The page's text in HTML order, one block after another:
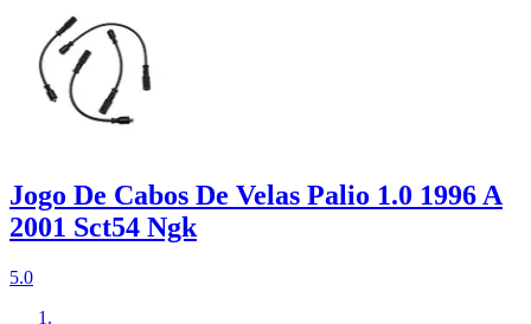
Jogo De Cabos De Velas Palio 1.0 1996 A
2001 Sct54 Ngk
5.0